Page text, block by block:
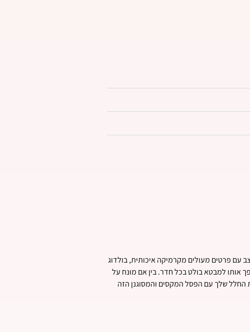
עם פרטים מעולים מקרמיקה איכותית, בולדוג
אותו למבטא בולט בכל חדר. בין אם מונח על
החלל שלך עם הפסל המקסים והמסוגנן הזה